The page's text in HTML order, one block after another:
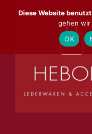
Inhalt
Diese Website
gehen wir
OK